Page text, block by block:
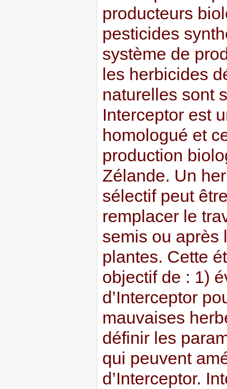
producteurs
pesticides
système de
les herbicides
naturelles sont
Interceptor est
homologué et
production
Zélande. Un
sélectif peut
remplacer le
semis ou après
plantes. Cette
objectif de : 1)
d’Interceptor
mauvaises
définir les
qui peuvent
d’Interceptor.